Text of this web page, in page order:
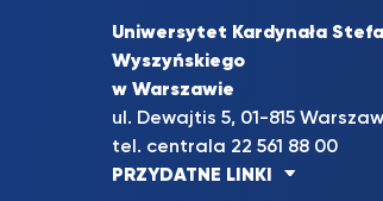
Uniwersytet Kardynała
Wyszyńskiego
w Warszawie
ul. Dewajtis 5, 01-815
tel. centrala 22 561 88 00
PRZYDATNE LINKI